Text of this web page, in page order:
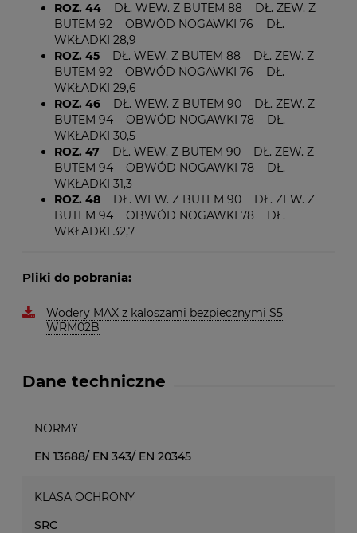
ROZ. 44 DŁ. WEW. Z BUTEM 88 DŁ. ZEW. Z
BUTEM 92 OBWÓD NOGAWKI 76 DŁ.
WKŁADKI 28,9
ROZ. 45 DŁ. WEW. Z BUTEM 88 DŁ. ZEW. Z
BUTEM 92 OBWÓD NOGAWKI 76 DŁ.
WKŁADKI 29,6
ROZ. 46 DŁ. WEW. Z BUTEM 90 DŁ. ZEW. Z
BUTEM 94 OBWÓD NOGAWKI 78 DŁ.
WKŁADKI 30,5
ROZ. 47 DŁ. WEW. Z BUTEM 90 DŁ. ZEW. Z
BUTEM 94 OBWÓD NOGAWKI 78 DŁ.
WKŁADKI 31,3
ROZ. 48 DŁ. WEW. Z BUTEM 90 DŁ. ZEW. Z
BUTEM 94 OBWÓD NOGAWKI 78 DŁ.
WKŁADKI 32,7
Pliki do pobrania:
Wodery MAX z kaloszami bezpiecznymi S5
WRM02B
Dane techniczne
NORMY
EN 13688/ EN 343/ EN 20345
KLASA OCHRONY
SRC